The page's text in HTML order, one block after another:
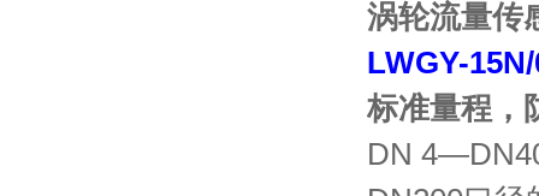
涡轮流量传
LWGY-
标准量程，
DN